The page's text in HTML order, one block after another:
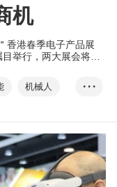
商机
香港春季电子产品展
举行，两大展会将展
点包括「智慧香港展
市民日常生活息息相
机械人
• • •